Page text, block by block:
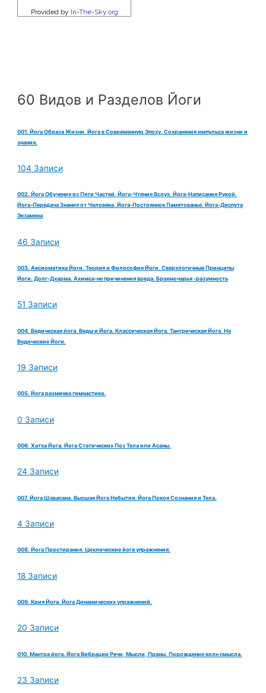
60 Видов и Разделов Йоги
001. Йога Образа Жизни. Йога в Современную Эпоху. Сохранения импульса жизни и
знания.
104 Записи
002. Йога Обучения из Пяти Частей. Йога-Чтения Вслух. Йога-Написания Рукой.
Йога-Передача Знания от Человека. Йога-Постоянное Памятованье. Йога-Диспута
Экзамена
46 Записи
003. Аксиоматика Йоги. Теория и Философия Йоги. Сверхлогичные Принципы
Йоги. Долг-Дхарма. Ахимса-не причинения вреда. Брахмочарья -разумность
51 Записи
004. Ведическая йога. Веды и Йога. Классическая Йога. Тантрическая Йога. Не
Ведические Йоги.
19 Записи
005. Йога разминка гимнастика.
0 Записи
006. Хатха Йога. Йога Статических Поз Тела или Асаны.
24 Записи
007. Йога Шавасана. Высшая Йога Небытия. Йога Покоя Сознания и Тела.
4 Записи
008. Йога Простирания. Циклические йога упражнения.
18 Записи
009. Крия Йога. Йога Динамических упражнений.
20 Записи
010. Мантра йога. Йога Вибрации Речи, Мысли, Праны. Порождение волн смысла.
23 Записи